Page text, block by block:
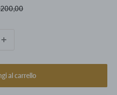
al carrello